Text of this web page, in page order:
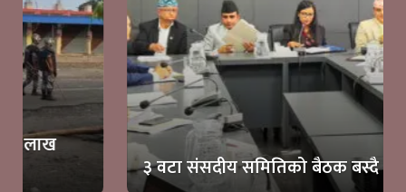
३ वटा संसदीय समितिको बैठक बस्दै